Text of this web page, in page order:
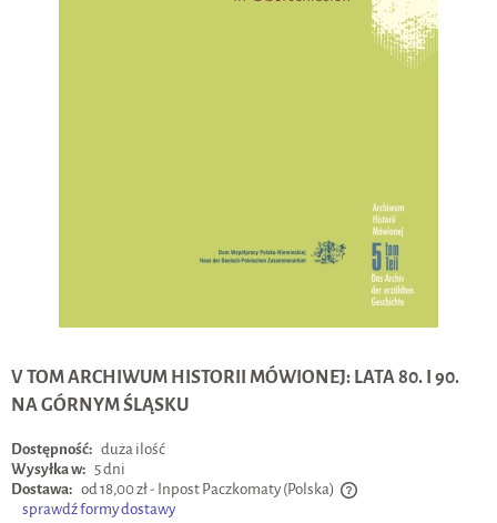
V TOM ARCHIWUM HISTORII MÓWIONEJ: LATA 80. I 90.
NA GÓRNYM ŚLĄSKU
Dostępność: duża ilość
Wysyłka w: 5 dni
Dostawa: od 18,00 zł- Inpost Paczkomaty(Polska)
Cena nie zawiera ewentualnych kosztów płatności
sprawdź formy dostawy